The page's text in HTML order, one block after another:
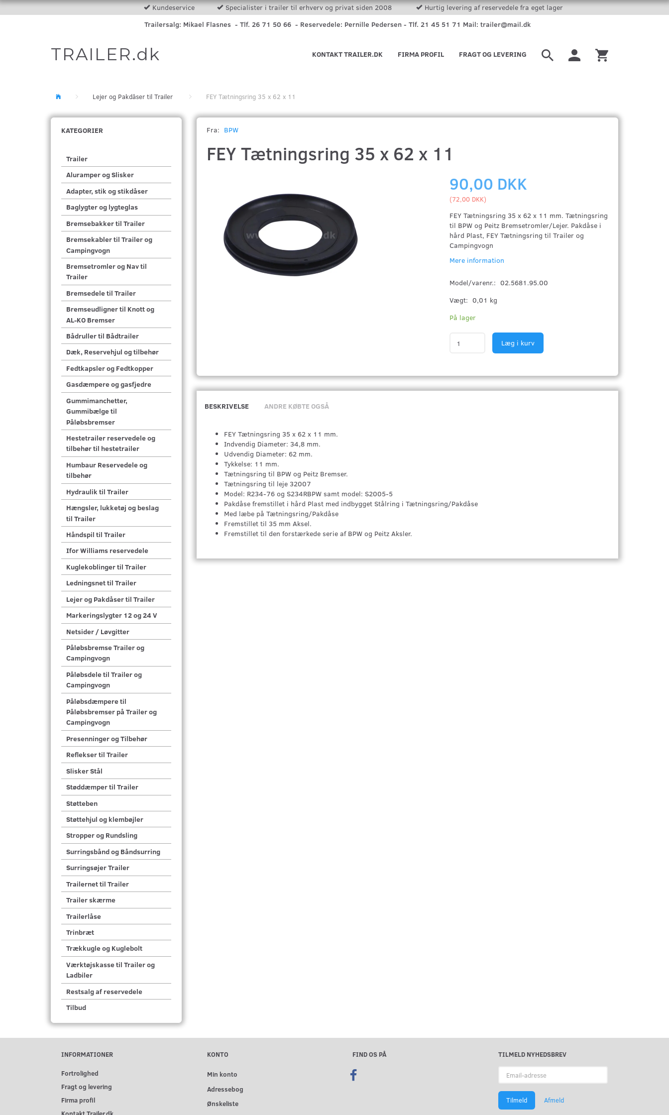
Kundeservice Specialister i trailer til erhverv og privat siden 2008
Hurtig levering af reservedele fra eget lager
Trailersalg: Mikael Flasnes - Tlf. 26 71 50 66 - Reservedele: Pernille Pedersen - Tlf. 21 45 51 71 Mail: trailer@mail.dk
TRAILER.dk FRAGT OG LEVERING
FIRMA PROFIL
KONTAKT TRAILER.DK
Lejer og Pakdåser til Trailer FEY Tætningsring 35 x 62 x 11
KATEGORIER
Trailer
Aluramper og Slisker
Adapter, stik og stikdåser
Baglygter og lygteglas
Bremsebakker til Trailer
Bremsekabler til Trailer og
Campingvogn
Bremsetromler og Nav til
Trailer
Bremsedele til Trailer
Bremseudligner til Knott og
AL-KO Bremser
Bådruller til Bådtrailer
Dæk, Reservehjul og tilbehør
Fedtkapsler og Fedtkopper
Gasdæmpere og gasfjedre
Gummimanchetter,
Gummibælge til
Påløbsbremser
Hestetrailer reservedele og
tilbehør til hestetrailer
Humbaur Reservedele og
tilbehør
Hydraulik til Trailer
Hængsler, lukketøj og beslag
til Trailer
Håndspil til Trailer
Ifor Williams reservedele
Kuglekoblinger til Trailer
Ledningsnet til Trailer
Lejer og Pakdåser til Trailer
Markeringslygter 12 og 24 V
Netsider / Løvgitter
Påløbsbremse Trailer og
Campingvogn
Påløbsdele til Trailer og
Campingvogn
Påløbsdæmpere til
Påløbsbremser på Trailer og
Campingvogn
Presenninger og Tilbehør
Reflekser til Trailer
Slisker Stål
Støddæmper til Trailer
Støtteben
Støttehjul og klembøjler
Stropper og Rundsling
Surringsbånd og Båndsurring
Surringsøjer Trailer
Trailernet til Trailer
Trailer skærme
Trailerlåse
Trinbræt
Trækkugle og Kuglebolt
Værktøjskasse til Trailer og
Ladbiler
Restsalg af reservedele
Tilbud
Fra: BPW
FEY Tætningsring 35 x 62 x 11
90,00 DKK
(72,00 DKK)
FEY Tætningsring 35 x 62 x 11 mm. Tætningsring
til BPW og Peitz Bremsetromler/Lejer. Pakdåse i
hård Plast, FEY Tætningsring til Trailer og
Campingvogn
Mere information
Model/varenr.: 02.5681.95.00
Vægt: 0,01 kg
På lager
Læg i kurv
BESKRIVELSE ANDRE KØBTE OGSÅ
FEY Tætningsring 35 x 62 x 11 mm.
Indvendig Diameter: 34,8 mm.
Udvendig Diameter: 62 mm.
Tykkelse: 11 mm.
Tætningsring til BPW og Peitz Bremser.
Tætningsring til leje 32007
Model: R234-76 og S234RBPW samt model: S2005-5
Pakdåse fremstillet i hård Plast med indbygget Stålring i Tætningsring/Pakdåse
Med læbe på Tætningsring/Pakdåse
Fremstillet til 35 mm Aksel.
Fremstillet til den forstærkede serie af BPW og Peitz Aksler.
INFORMATIONER
Fortrolighed
Fragt og levering
Firma profil
KONTO
Min konto
Adressebog
Ønskeliste
FIND OS PÅ
TILMELD NYHEDSBREV
adresse
Tilmeld Afmeld